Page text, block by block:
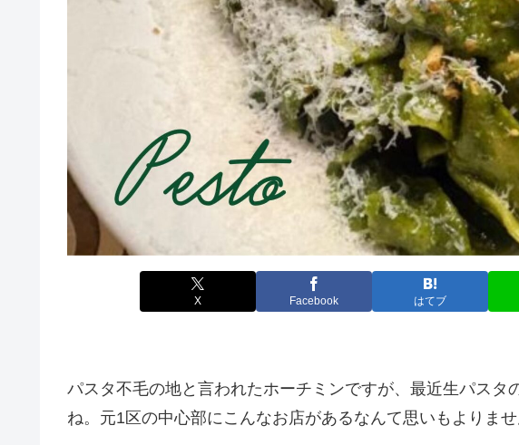
X Facebook はてブ
パスタ不毛の地と言われたホーチミンですが、最近生パスタ
ね。元1区の中心部にこんなお店があるなんて思いもよりま